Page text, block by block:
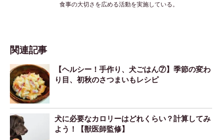
食事の大切さを広める活動を実施している。
関連記事
【ヘルシー！手作り、犬ごはん⑦】季節の変わ
り目、初秋のさつまいもレシピ
犬に必要なカロリーはどれくらい？計算してみ
よう！【獣医師監修】